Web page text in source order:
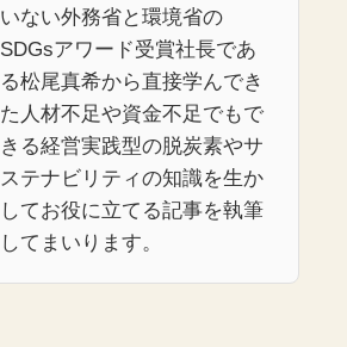
いない外務省と環境省の
SDGsアワード受賞社長であ
る松尾真希から直接学んでき
た人材不足や資金不足でもで
きる経営実践型の脱炭素やサ
ステナビリティの知識を生か
してお役に立てる記事を執筆
してまいります。